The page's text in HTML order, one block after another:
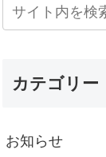
カテゴリー
お知らせ